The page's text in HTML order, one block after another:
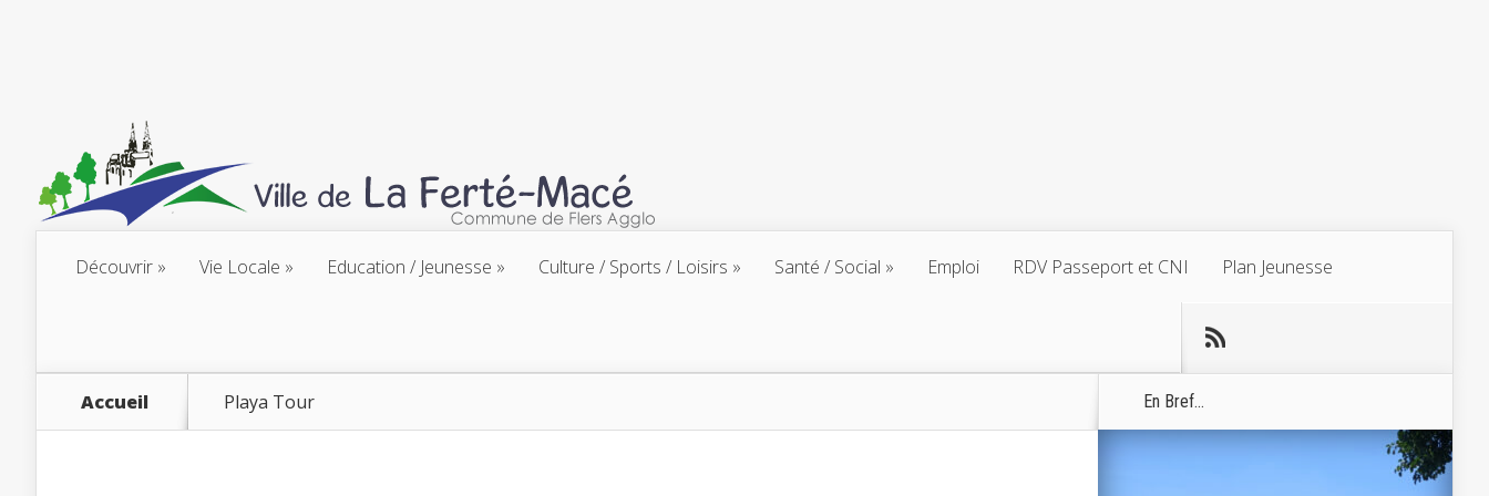
Découvrir Vie Locale Education / Jeunesse Culture / Sports / Loisirs Santé / Social Emploi RDV Passeport et CNI Plan Jeunesse
Accueil Playa Tour En Bref...